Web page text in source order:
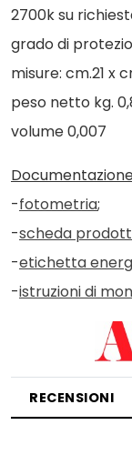
2700k su
grado di
misure: cm.21 x
peso netto kg.
volume 0,007
-fotometria;
-scheda
-etichetta
-istruzioni di
RECENSIONI